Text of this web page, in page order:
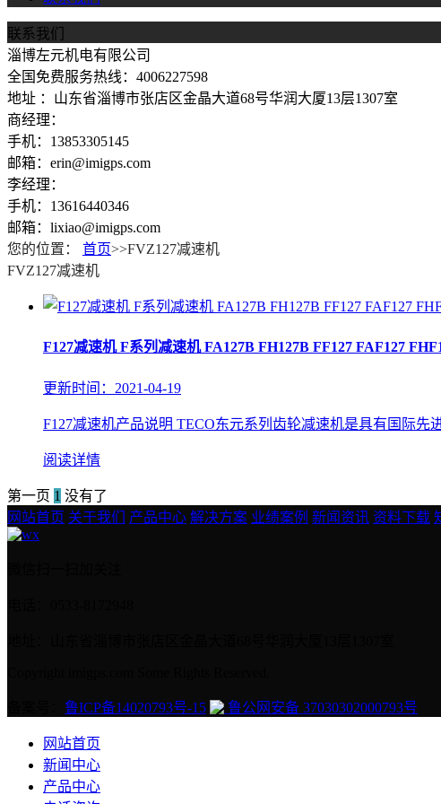
联系我们
淄博左元机电有限公司
全国免费服务热线：4006227598
地址 ：山东省淄博市张店区金晶大道68号华润大厦13层1307室
商经理：
手机：13853305145
邮箱：erin@imigps.com
李经理：
手机：13616440346
邮箱：lixiao@imigps.com
您的位置：
首页>>FVZ127减速机
FVZ127减速机
F127减速机 F系列减速机 FA127B FH127B FF127 FAF127
更新时间：2021-04-19
F127减速机产品说明 TECO东元系列齿轮减速机是具有国际先
阅读详情
第一页 1 没有了
网站首页 关于我们 产品中心 解决方案 业绩案例 新闻资讯 资料下载
鲁ICP备14020793号-15 鲁公网安备 37030302000793号
网站首页
新闻中心
产品中心